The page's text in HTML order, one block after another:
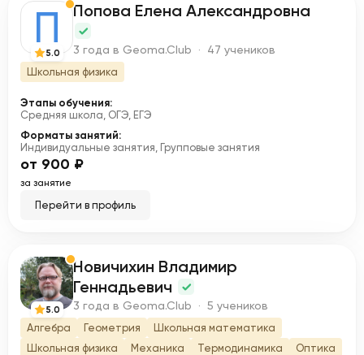
П
5.0
Попова Елена Александровна
3 года в Geoma.Club · 47 учеников
Школьная физика
Этапы обучения:
Средняя школа, ОГЭ, ЕГЭ
Форматы занятий:
Индивидуальные занятия, Групповые занятия
от 900 ₽
за занятие
Перейти в профиль
Н
5.0
Новичихин Владимир
Геннадьевич
3 года в Geoma.Club · 5 учеников
Алгебра Геометрия
Школьная математика
Школьная физика
Механика Термодинамика
Оптика